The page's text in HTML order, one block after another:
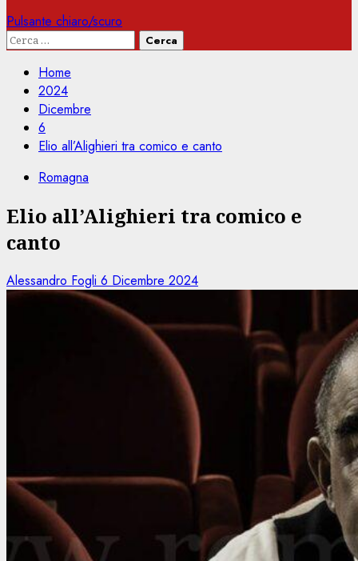
Pulsante chiaro/scuro
Ricerca
Home
2024
Dicembre
6
Elio all’Alighieri tra comico e canto
Romagna
Elio all’Alighieri tra comico e
canto
Alessandro Fogli 6 Dicembre 2024